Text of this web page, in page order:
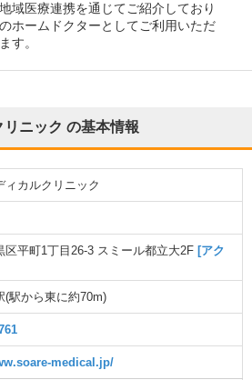
域医療連携を通じてご紹介しており
ホームドクターとしてご利用いただ
す。
リニック の基本情報
ィカルクリニック
区平町1丁目26-3 スミール都立大2F [アク
(駅から東に約70m)
medical.jp/